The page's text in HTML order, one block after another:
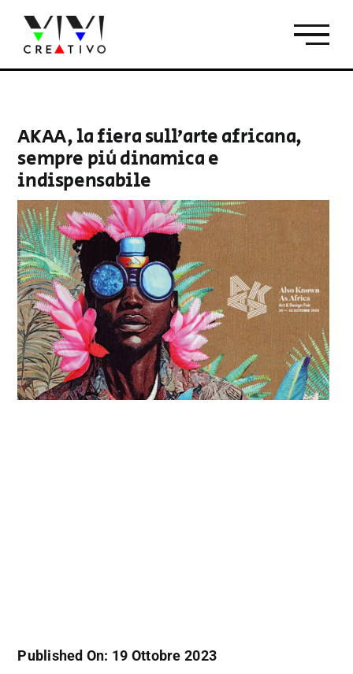
contenuto
AKAA, la fiera sull’arte africana,
sempre più dinamica e
indispensabile
Published On: 19 Ottobre 2023